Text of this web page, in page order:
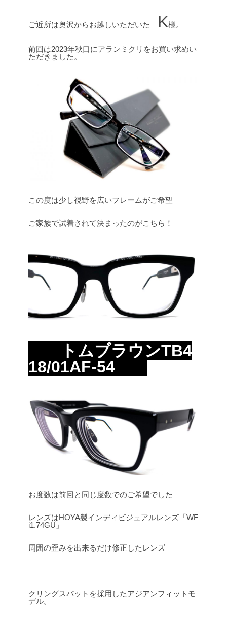
ご近所は奥沢からお越しいただいた K様。
前回は2023年秋口にアランミクリをお買い求めい
ただきました。
この度は少し視野を広いフレームがご希望
ご家族で試着されて決まったのがこちら！
トムブラウンTB4
18/01AF-54
お度数は前回と同じ度数でのご希望でした
レンズはHOYA製インディビジュアルレンズ「WF
i1.74GU」
周囲の歪みを出来るだけ修正したレンズ
クリングスパットを採用したアジアンフィットモ
デル。